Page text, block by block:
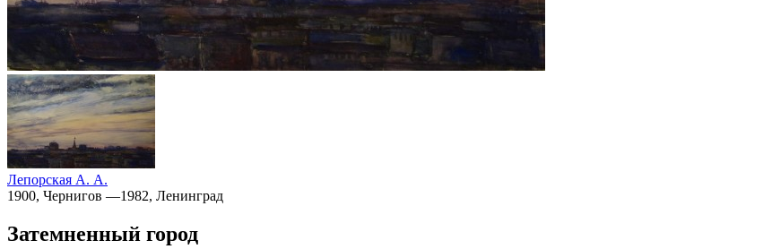
Лепорская А. А.
1900, Чернигов —1982, Ленинград
Затемненный город